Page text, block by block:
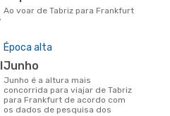
Ao voar de Tabriz para Frankfurt
Época alta
junho
junho é a altura mais
concorrida para viajar de Tabriz
para Frankfurt de acordo com
os dados de pesquisa dos